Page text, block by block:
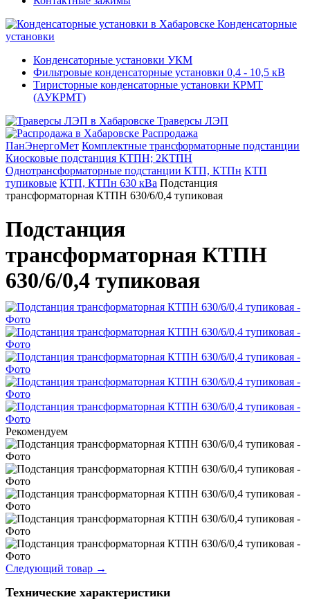
Конденсаторные
установки
Конденсаторные установки УКМ
Фильтровые конденсаторные установки 0,4 - 10,5 кВ
Тиристорные конденсаторные установки КРМТ
(АУКРМТ)
Траверсы ЛЭП
Распродажа
ПанЭнергоМет Комплектные трансформаторные подстанции
Киосковые подстанция КТПН; 2КТПН
Однотрансформаторные подстанции КТП, КТПн КТП
тупиковые КТП, КТПн 630 кВа Подстанция
трансформаторная КТПН 630/6/0,4 тупиковая
Подстанция
трансформаторная КТПН
630/6/0,4 тупиковая
Рекомендуем
Следующий товар →
Технические характеристики